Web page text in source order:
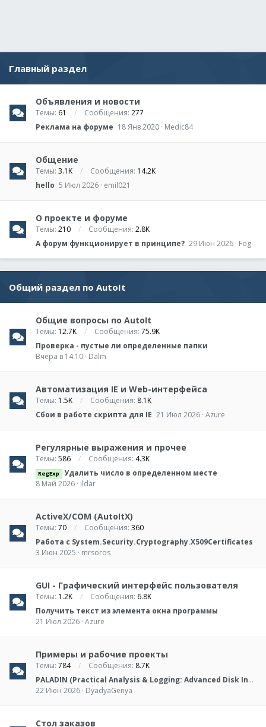
Главный раздел
Объявления и новости
Темы 61 Сообщения 277
Реклама на форуме 18 Янв 2020 Medic84
Общение
Темы 3.1K Сообщения 14.2K
hello 5 Июл 2026 emil021
О проекте и форуме
Темы 210 Сообщения 2.8K
А форум функционирует в принципе? 29 Июн 2026 Fog
Общий раздел по AutoIt
Общие вопросы по AutoIt
Темы 12.7K Сообщения 75.9K
Проверка - пустые ли определенные папки
Вчера в 14:10 Dalm
Автоматизация IE и Web-интерфейса
Темы 1.5K Сообщения 8.1K
Сбои в работе скрипта для IE 21 Июл 2026 Azure
Регулярные выражения и прочее
Темы 586 Сообщения 4.3K
RegExp
Удалить число в определенном месте
8 Май 2026 ildar
ActiveX/COM (AutoItX)
Темы 70 Сообщения 360
Работа с System.Security.Cryptography.X509Certificates
3 Июн 2025
mrsoros
GUI - Графический интерфейс пользователя
Темы 1.2K Сообщения 6.8K
Получить текст из элемента окна программы
21 Июл 2026 Azure
Примеры и рабочие проекты
Темы 784 Сообщения 8.7K
PALADIN (Practical Analysis & Logging: Advanced Disk Info Navigator)
22 Июн 2026 DyadyaGenya
Стол заказов